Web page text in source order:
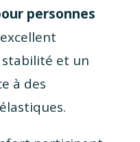
personnes
et un
à des